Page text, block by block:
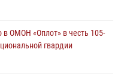
опыт войск
ОМОН «Оплот» в честь 105-
гвардии